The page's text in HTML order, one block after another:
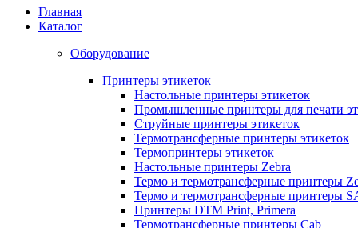
Главная
Каталог
Оборудование
Принтеры этикеток
Настольные принтеры этикеток
Промышленные принтеры для печати
Струйные принтеры этикеток
Термотрансферные принтеры этикеток
Термопринтеры этикеток
Настольные принтеры Zebra
Термо и термотрансферные принтеры
Термо и термотрансферные принтеры
Принтеры DTM Print, Primera
Термотрансферные принтеры Cab